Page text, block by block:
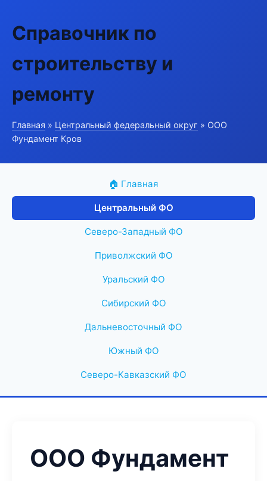
Справочник по
строительству и
ремонту
Главная » Центральный федеральный округ » ООО
Фундамент Кров
🏠 Главная
Центральный ФО
Северо-Западный ФО
Приволжский ФО
Уральский ФО
Сибирский ФО
Дальневосточный ФО
Южный ФО
Северо-Кавказский ФО
ООО Фундамент